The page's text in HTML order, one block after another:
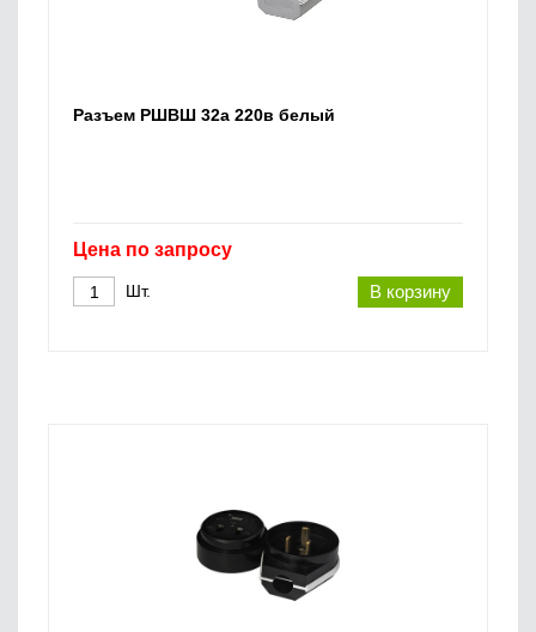
Разъем РШВШ 32а 220в белый
Цена по запросу
В корзину
Шт.